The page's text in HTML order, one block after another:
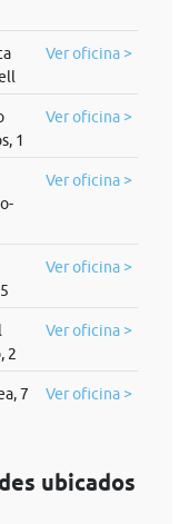
Ver oficina >
1
Ver oficina >
Ver oficina >
Ver oficina >
2
Ver oficina >
7 Ver oficina >
ubicados